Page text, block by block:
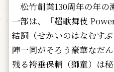
松竹創業130周年の年の
一部は、「超歌舞伎
結詞（せかいのはなむす
陣一同がそろう豪華なだ
残る袴垂保輔（獅童）は